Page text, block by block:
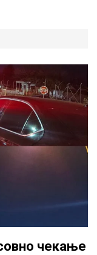
чекање